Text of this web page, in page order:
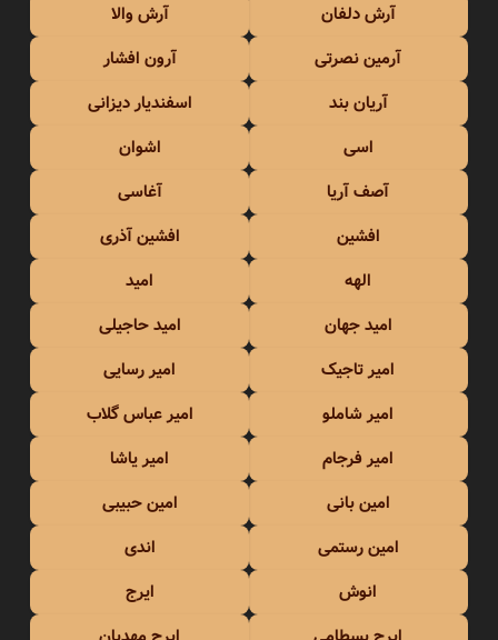
آرش دلفان
آرش والا
آرمین نصرتی
آرون افشار
آریان بند
اسفندیار دیزانی
اسی
اشوان
آصف آریا
آغاسی
افشین
افشین آذری
الهه
امید
امید جهان
امید حاجیلی
امیر تاجیک
امیر رسایی
امیر شاملو
امیر عباس گلاب
امیر فرجام
امیر یاشا
امین بانی
امین حبیبی
امین رستمی
اندی
انوش
ایرج